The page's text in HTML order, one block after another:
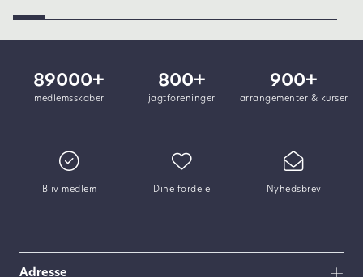
Bliv medlem Dine fordele Nyhedsbrev
89000+
medlemsskaber
800+
jagtforeninger
900+
arrangementer & kurser
Adresse